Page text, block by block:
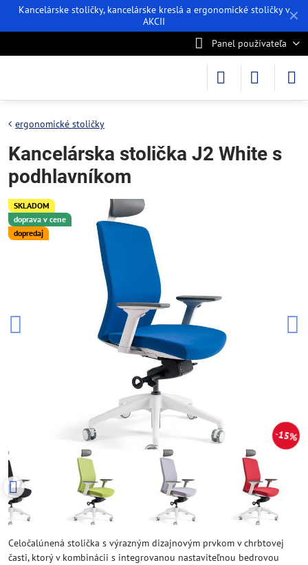
✕
Kancelárske stoličky, kancelárske kreslá a ergonomické stoličky v
AKCII
Panel používateľa
SKLADOM
doprava v cene
dopredaj
15%
ergonomické stoličky
Kancelárska stolička J2 White s
podhlavníkom
Celočalúnená stolička s výrazným dizajnovým prvkom v chrbtovej
časti, ktorý v kombinácii s integrovanou nastaviteľnou bedrovou